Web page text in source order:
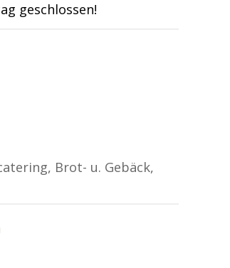
geschlossen!
Brot- u. Gebäck,